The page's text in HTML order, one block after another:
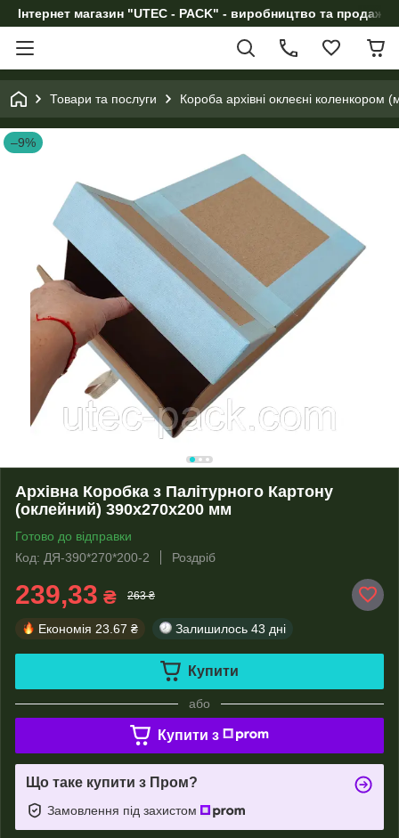
Інтернет магазин "UTEC - PACK" - виробництво та продаж
Товари та послуги Короба архівні оклеєні коленкором
–9%
Архівна Коробка з Палітурного Картону
(оклейний) 390х270х200 мм
Готово до відправки
Код: ДЯ-390*270*200-2
Роздріб
239,33 ₴ 263 ₴
Економія 23.67 ₴ Залишилось 43 дні
Купити
або
Купити з
Що таке купити з Пром?
Замовлення під захистом